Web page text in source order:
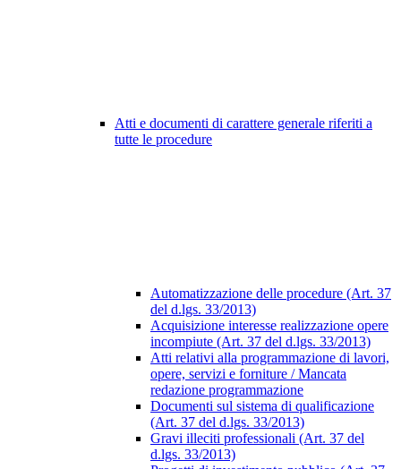
Atti e documenti di carattere generale riferiti a
tutte le procedure
Automatizzazione delle procedure (Art. 37
del d.lgs. 33/2013)
Acquisizione interesse realizzazione opere
incompiute (Art. 37 del d.lgs. 33/2013)
Atti relativi alla programmazione di lavori,
opere, servizi e forniture / Mancata
redazione programmazione
Documenti sul sistema di qualificazione
(Art. 37 del d.lgs. 33/2013)
Gravi illeciti professionali (Art. 37 del
d.lgs. 33/2013)